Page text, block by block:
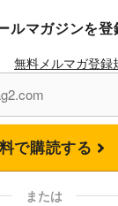
ルマガジンを登
無料メルマガ登録
で購読する
または